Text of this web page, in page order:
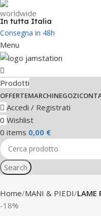
In tutta Italia
Consegna in 48h
Menu
Prodotti
OFFERTEMARCHINEGOZI
Accedi / Registrati
0 Wishlist
0 items 0,00 €
Search
Home MANI & PIEDI LAME
-18%